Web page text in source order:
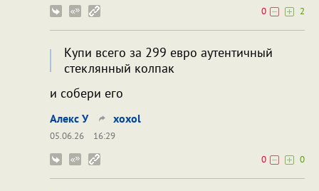
0
2
Купи всего за 299 евро аутентичный
стеклянный колпак
и собери его
Алекс У xoxol
05.06.26
16:29
0
0